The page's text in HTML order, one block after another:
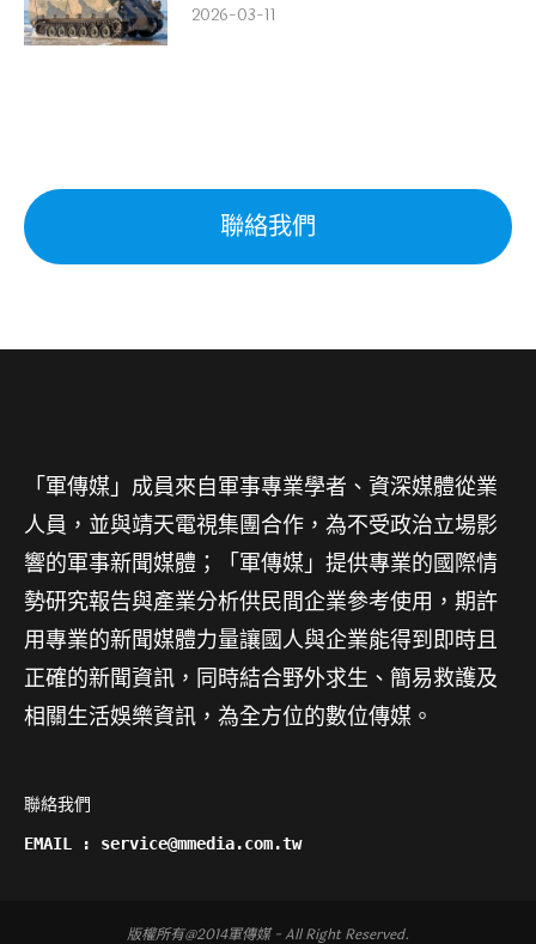
2026-03-11
聯絡我們
「軍傳媒」成員來自軍事專業學者、資深媒體從業
人員，並與靖天電視集團合作，為不受政治立場影
響的軍事新聞媒體；「軍傳媒」提供專業的國際情
勢研究報告與產業分析供民間企業參考使用，期許
用專業的新聞媒體力量讓國人與企業能得到即時且
正確的新聞資訊，同時結合野外求生、簡易救護及
相關生活娛樂資訊，為全方位的數位傳媒。
聯絡我們
EMAIL : service@mmedia.com.tw
版權所有@2014軍傳媒 - All Right Reserved.